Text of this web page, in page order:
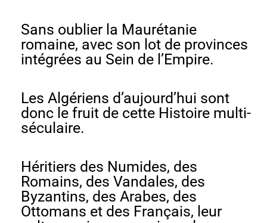
Sans oublier la Maurétanie
romaine, avec son lot de provinces
intégrées au Sein de l’Empire.
Les Algériens d’aujourd’hui sont
donc le fruit de cette Histoire multi-
séculaire.
Héritiers des Numides, des
Romains, des Vandales, des
Byzantins, des Arabes, des
Ottomans et des Français, leur